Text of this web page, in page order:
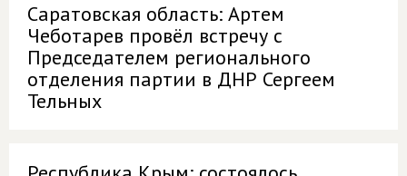
Саратовская область: Артем
Чеботарев провёл встречу с
Председателем регионального
отделения партии в ДНР Сергеем
Тельных